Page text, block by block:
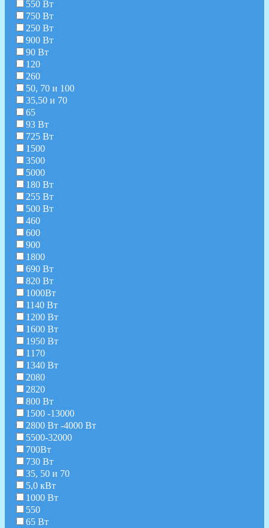
550 Вт
750 Вт
250 Вт
900 Вт
90 Вт
120
260
50, 70 и 100
35,50 и 70
65
93 Вт
725 Вт
1500
3500
5000
180 Вт
255 Вт
500 Вт
460
600
900
1800
690 Вт
820 Вт
1000Вт
1140 Вт
1200 Вт
1600 Вт
1950 Вт
1170
1340 Вт
2080
2820
800 Вт
1500 -13000
2800 Вт -4000 Вт
5500-32000
700Вт
730 Вт
35, 50 и 70
5,0 кВт
1000 Вт
550
65 Вт